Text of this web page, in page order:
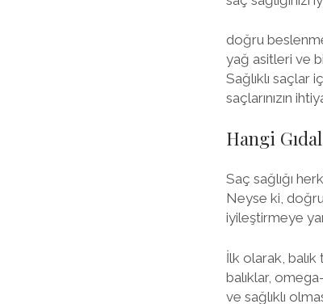
doğru
yağ asitleri ve
Sağlıklı saçlar
saçlarınızın
Hangi
Saç sağlığı
Neyse ki, doğru
iyileştirmeye
İlk olarak, balık
balıklar,
ve sağlıklı